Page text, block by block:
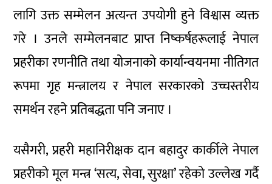
लागि उक्त सम्मेलन अत्यन्त उपयोगी हुने विश्वास व्यक्त
गरे । उनले सम्मेलनबाट प्राप्त निष्कर्षहरूलाई नेपाल
प्रहरीका रणनीति तथा योजनाको कार्यान्वयनमा नीतिगत
रूपमा गृह मन्त्रालय र नेपाल सरकारको उच्चस्तरीय
समर्थन रहने प्रतिबद्धता पनि जनाए ।
यसैगरी, प्रहरी महानिरीक्षक दान बहादुर कार्कीले नेपाल
प्रहरीको मूल मन्त्र ‘सत्य, सेवा, सुरक्षा’ रहेको उल्लेख गर्दै